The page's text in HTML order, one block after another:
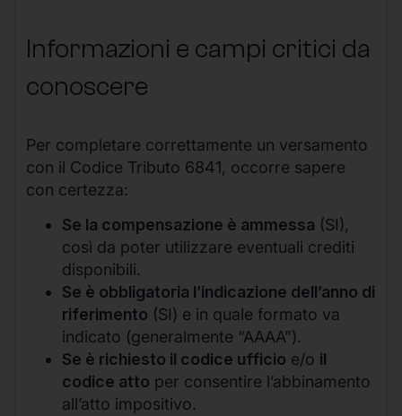
Informazioni e campi critici da
conoscere
Per completare correttamente un versamento
con il Codice Tributo 6841, occorre sapere
con certezza:
Se la compensazione è ammessa (SI),
così da poter utilizzare eventuali crediti
disponibili.
Se è obbligatoria l’indicazione dell’anno di
riferimento (SI) e in quale formato va
indicato (generalmente “AAAA”).
Se è richiesto il codice ufficio e/o il
codice atto per consentire l’abbinamento
all’atto impositivo.